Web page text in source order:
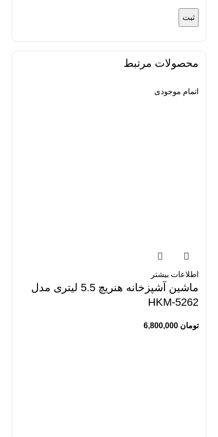
محصولات مرتبط
اتمام موجودی
اطلاعات بیشتر
ماشین آشپزخانه هنریچ 5.5 لیتری مدل
HKM-5262
تومان